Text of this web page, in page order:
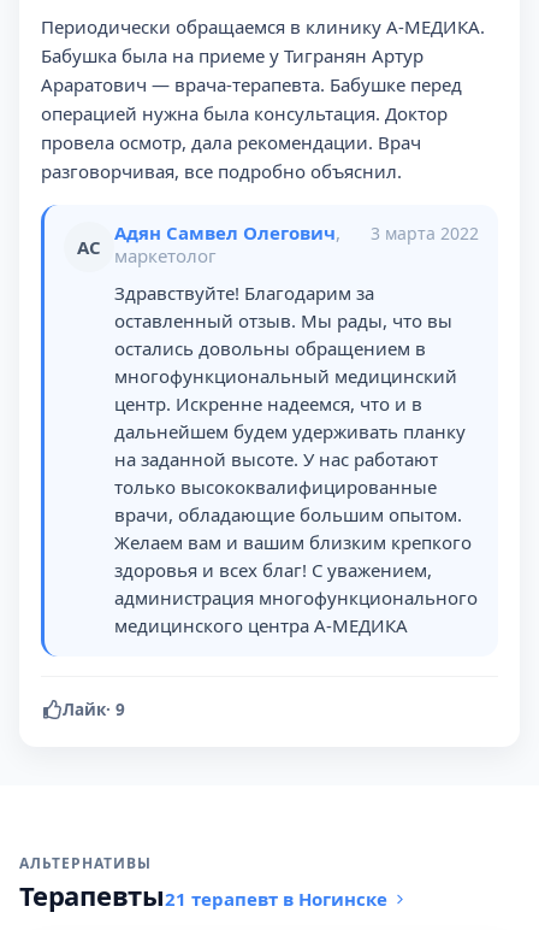
Периодически обращаемся в клинику А-МЕДИКА.
Бабушка была на приеме у Тигранян Артур
Араратович — врача-терапевта. Бабушке перед
операцией нужна была консультация. Доктор
провела осмотр, дала рекомендации. Врач
разговорчивая, все подробно объяснил.
АС
Адян Самвел Олегович,
маркетолог
3 марта 2022
Здравствуйте! Благодарим за
оставленный отзыв. Мы рады, что вы
остались довольны обращением в
многофункциональный медицинский
центр. Искренне надеемся, что и в
дальнейшем будем удерживать планку
на заданной высоте. У нас работают
только высококвалифицированные
врачи, обладающие большим опытом.
Желаем вам и вашим близким крепкого
здоровья и всех благ! С уважением,
администрация многофункционального
медицинского центра А-МЕДИКА
Лайк· 9
АЛЬТЕРНАТИВЫ
Терапевты21 терапевт в Ногинске